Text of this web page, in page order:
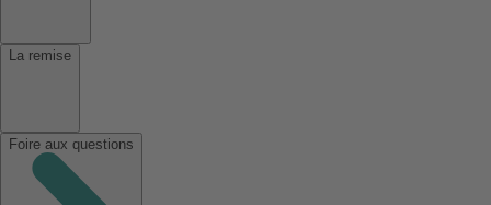
La remise
Foire aux questions